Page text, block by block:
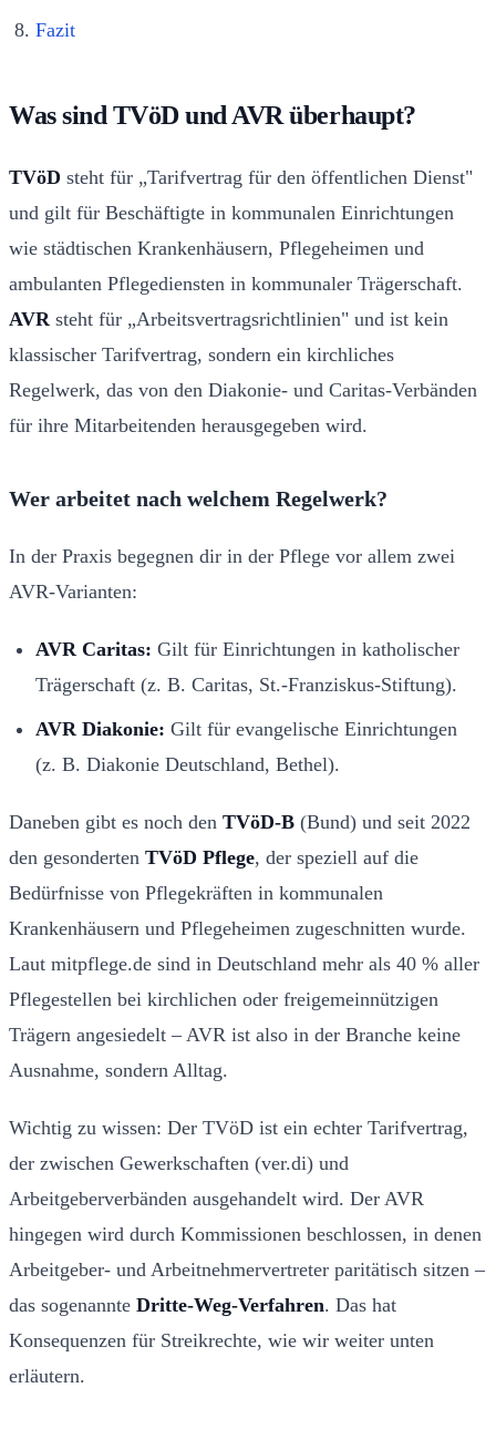
Fazit
Was sind TVöD und AVR überhaupt?
TVöD steht für „Tarifvertrag für den öffentlichen Dienst"
und gilt für Beschäftigte in kommunalen Einrichtungen
wie städtischen Krankenhäusern, Pflegeheimen und
ambulanten Pflegediensten in kommunaler Trägerschaft.
AVR steht für „Arbeitsvertragsrichtlinien" und ist kein
klassischer Tarifvertrag, sondern ein kirchliches
Regelwerk, das von den Diakonie- und Caritas-Verbänden
für ihre Mitarbeitenden herausgegeben wird.
Wer arbeitet nach welchem Regelwerk?
In der Praxis begegnen dir in der Pflege vor allem zwei
AVR-Varianten:
AVR Caritas: Gilt für Einrichtungen in katholischer
Trägerschaft (z. B. Caritas, St.-Franziskus-Stiftung).
AVR Diakonie: Gilt für evangelische Einrichtungen
(z. B. Diakonie Deutschland, Bethel).
Daneben gibt es noch den TVöD-B (Bund) und seit 2022
den gesonderten TVöD Pflege, der speziell auf die
Bedürfnisse von Pflegekräften in kommunalen
Krankenhäusern und Pflegeheimen zugeschnitten wurde.
Laut mitpflege.de sind in Deutschland mehr als 40 % aller
Pflegestellen bei kirchlichen oder freigemeinnützigen
Trägern angesiedelt – AVR ist also in der Branche keine
Ausnahme, sondern Alltag.
Wichtig zu wissen: Der TVöD ist ein echter Tarifvertrag,
der zwischen Gewerkschaften (ver.di) und
Arbeitgeberverbänden ausgehandelt wird. Der AVR
hingegen wird durch Kommissionen beschlossen, in denen
Arbeitgeber- und Arbeitnehmervertreter paritätisch sitzen –
das sogenannte Dritte-Weg-Verfahren. Das hat
Konsequenzen für Streikrechte, wie wir weiter unten
erläutern.